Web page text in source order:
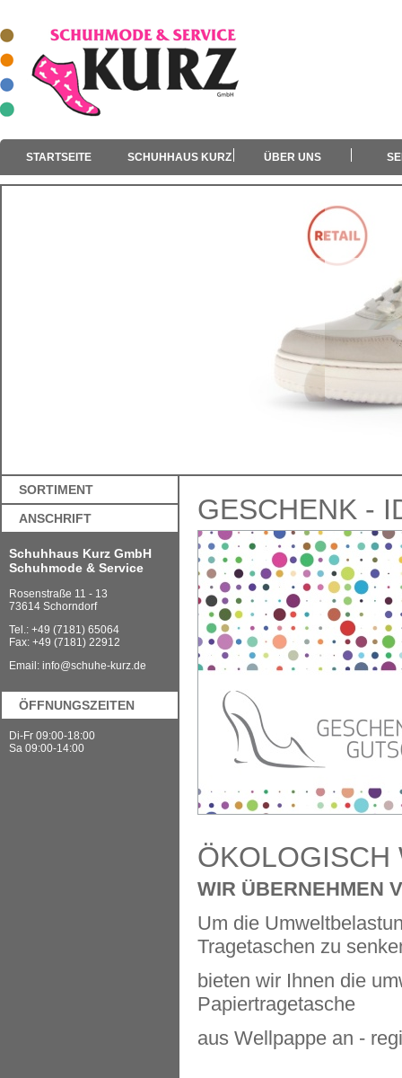
STARTSEITE SCHUHHAUS KURZ ÜBER UNS
SORTIMENT
ANSCHRIFT
Schuhhaus Kurz GmbH
Schuhmode & Service
Rosenstraße 11 - 13
73614 Schorndorf
Tel.: +49 (7181) 65064
Fax: +49 (7181) 22912
Email: info@schuhe-kurz.de
ÖFFNUNGSZEITEN
Di-Fr 09:00-18:00
Sa 09:00-14:00
GESCHENK -
ÖKOLOGISCH
WIR ÜBERNEHMEN
Um die
Tragetaschen zu
bieten wir Ihnen die
Papiertragetasche
aus Wellpappe an -